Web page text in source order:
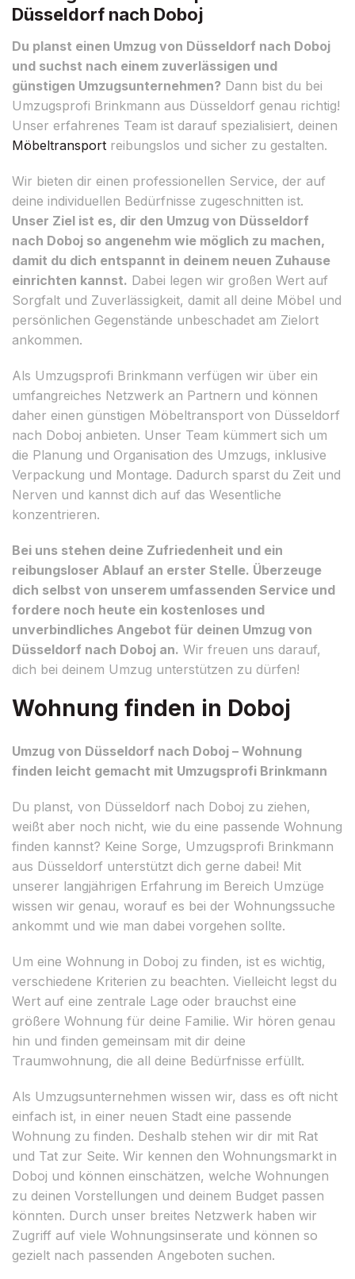
Düsseldorf nach Doboj
Du planst einen Umzug von Düsseldorf nach Doboj
und suchst nach einem zuverlässigen und
günstigen Umzugsunternehmen? Dann bist du bei
Umzugsprofi Brinkmann aus Düsseldorf genau richtig!
Unser erfahrenes Team ist darauf spezialisiert, deinen
Möbeltransport reibungslos und sicher zu gestalten.
Wir bieten dir einen professionellen Service, der auf
deine individuellen Bedürfnisse zugeschnitten ist.
Unser Ziel ist es, dir den Umzug von Düsseldorf
nach Doboj so angenehm wie möglich zu machen,
damit du dich entspannt in deinem neuen Zuhause
einrichten kannst. Dabei legen wir großen Wert auf
Sorgfalt und Zuverlässigkeit, damit all deine Möbel und
persönlichen Gegenstände unbeschadet am Zielort
ankommen.
Als Umzugsprofi Brinkmann verfügen wir über ein
umfangreiches Netzwerk an Partnern und können
daher einen günstigen Möbeltransport von Düsseldorf
nach Doboj anbieten. Unser Team kümmert sich um
die Planung und Organisation des Umzugs, inklusive
Verpackung und Montage. Dadurch sparst du Zeit und
Nerven und kannst dich auf das Wesentliche
konzentrieren.
Bei uns stehen deine Zufriedenheit und ein
reibungsloser Ablauf an erster Stelle. Überzeuge
dich selbst von unserem umfassenden Service und
fordere noch heute ein kostenloses und
unverbindliches Angebot für deinen Umzug von
Düsseldorf nach Doboj an. Wir freuen uns darauf,
dich bei deinem Umzug unterstützen zu dürfen!
Wohnung finden in Doboj
Umzug von Düsseldorf nach Doboj – Wohnung
finden leicht gemacht mit Umzugsprofi Brinkmann
Du planst, von Düsseldorf nach Doboj zu ziehen,
weißt aber noch nicht, wie du eine passende Wohnung
finden kannst? Keine Sorge, Umzugsprofi Brinkmann
aus Düsseldorf unterstützt dich gerne dabei! Mit
unserer langjährigen Erfahrung im Bereich Umzüge
wissen wir genau, worauf es bei der Wohnungssuche
ankommt und wie man dabei vorgehen sollte.
Um eine Wohnung in Doboj zu finden, ist es wichtig,
verschiedene Kriterien zu beachten. Vielleicht legst du
Wert auf eine zentrale Lage oder brauchst eine
größere Wohnung für deine Familie. Wir hören genau
hin und finden gemeinsam mit dir deine
Traumwohnung, die all deine Bedürfnisse erfüllt.
Als Umzugsunternehmen wissen wir, dass es oft nicht
einfach ist, in einer neuen Stadt eine passende
Wohnung zu finden. Deshalb stehen wir dir mit Rat
und Tat zur Seite. Wir kennen den Wohnungsmarkt in
Doboj und können einschätzen, welche Wohnungen
zu deinen Vorstellungen und deinem Budget passen
könnten. Durch unser breites Netzwerk haben wir
Zugriff auf viele Wohnungsinserate und können so
gezielt nach passenden Angeboten suchen.